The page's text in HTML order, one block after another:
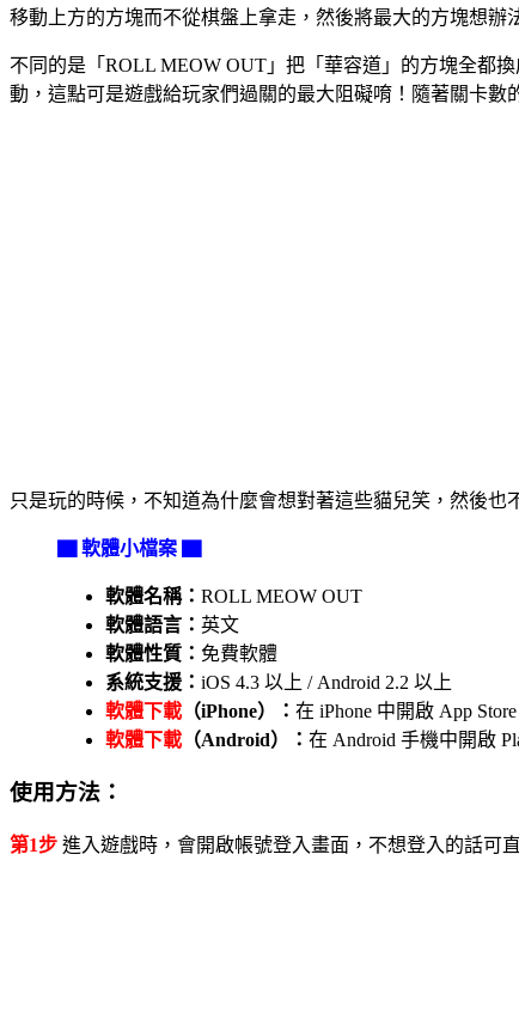
移動上方的方塊而不從棋盤上拿走，然後將最大的方塊想辦
不同的是「ROLL MEOW OUT」把「華容道」的方塊全都
動，這點可是遊戲給玩家們過關的最大阻礙唷！隨著關卡數
只是玩的時候，不知道為什麼會想對著這些貓兒笑，然後
▇ 軟體小檔案 ▇
軟體名稱： ROLL MEOW OUT
軟體語言： 英文
軟體性質： 免費軟體
系統支援： iOS 4.3 以上 / Android 2.2 以上
軟體下載 （iPhone）： 在 iPhone 中開啟 App
軟體下載 （Android）： 在 Android 手機中開啟
使用方法：
第1步 進入遊戲時，會開啟帳號登入畫面，不想登入的話可